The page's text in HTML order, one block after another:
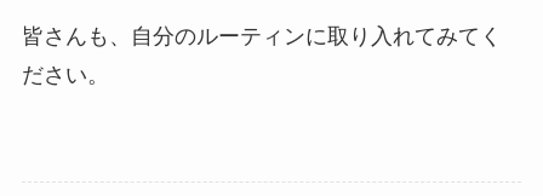
皆さんも、自分のルーティンに取り入れてみてく
ださい。